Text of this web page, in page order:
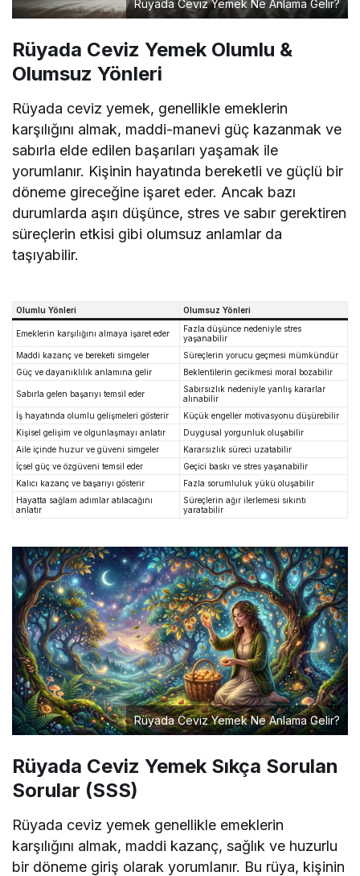
Rüyada Ceviz Yemek Ne Anlama Gelir?
Rüyada Ceviz Yemek Olumlu &
Olumsuz Yönleri
Rüyada ceviz yemek, genellikle emeklerin
karşılığını almak, maddi-manevi güç kazanmak ve
sabırla elde edilen başarıları yaşamak ile
yorumlanır. Kişinin hayatında bereketli ve güçlü bir
döneme gireceğine işaret eder. Ancak bazı
durumlarda aşırı düşünce, stres ve sabır gerektiren
süreçlerin etkisi gibi olumsuz anlamlar da
taşıyabilir.
Olumlu Yönleri Olumsuz Yönleri
Emeklerin karşılığını almaya işaret eder
Fazla düşünce nedeniyle stres
yaşanabilir
Maddi kazanç ve bereketi simgeler
Süreçlerin yorucu geçmesi mümkündür
Güç ve dayanıklılık anlamına gelir
Beklentilerin gecikmesi moral bozabilir
Sabırla gelen başarıyı temsil eder
Sabırsızlık nedeniyle yanlış kararlar
alınabilir
İş hayatında olumlu gelişmeleri gösterir
Küçük engeller motivasyonu düşürebilir
Kişisel gelişim ve olgunlaşmayı anlatır
Duygusal yorgunluk oluşabilir
Aile içinde huzur ve güveni simgeler
Kararsızlık süreci uzatabilir
İçsel güç ve özgüveni temsil eder
Geçici baskı ve stres yaşanabilir
Kalıcı kazanç ve başarıyı gösterir
Fazla sorumluluk yükü oluşabilir
Hayatta sağlam adımlar atılacağını
anlatır
Süreçlerin ağır ilerlemesi sıkıntı
yaratabilir
Rüyada Ceviz Yemek Ne Anlama Gelir?
Rüyada Ceviz Yemek Sıkça Sorulan
Sorular (SSS)
Rüyada ceviz yemek genellikle emeklerin
karşılığını almak, maddi kazanç, sağlık ve huzurlu
bir döneme giriş olarak yorumlanır. Bu rüya, kişinin